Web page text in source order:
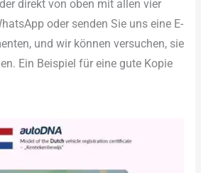
direkt von oben mit allen vier
oder senden Sie uns eine E-
und wir können versuchen, sie
Ein Beispiel für eine gute Kopie